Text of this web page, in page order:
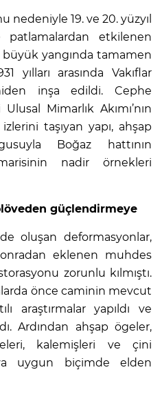
nedeniyle 19. ve 20. yüzyıl
patlamalardan etkilenen
büyük yangında tamamen
yılları arasında Vakıflar
inşa edildi. Cephe
Mimarlık Akımı’nın
taşıyan yapı, ahşap
Boğaz hattının
nadir örnekleri
güçlendirmeye
oluşan deformasyonlar,
eklenen muhdes
zorunlu kılmıştı.
önce caminin mevcut
araştırmalar yapıldı ve
Ardından ahşap ögeler,
kalemişleri ve çini
uygun biçimde elden